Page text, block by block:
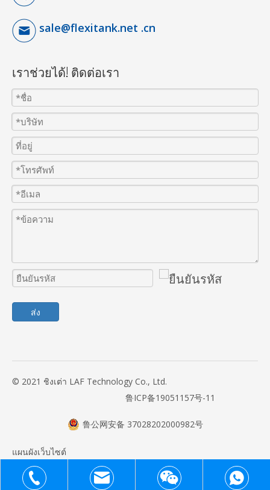
sale@flexitank.net .cn
เราช่วยได้! ติดต่อเรา
ส่ง
© 2021 ชิงเต่า LAF Technology Co., Ltd.
鲁ICP备19051157号-11
鲁公网安备 37028202000982号
แผนผังเว็บไซต์